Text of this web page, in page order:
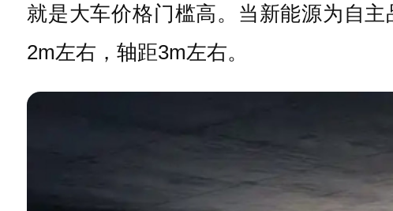
就是大车价格门槛高。当新能源为自
2m左右，轴距3m左右。